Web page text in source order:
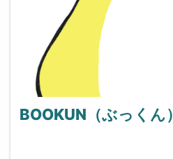
BOOKUN（ぶっくん）